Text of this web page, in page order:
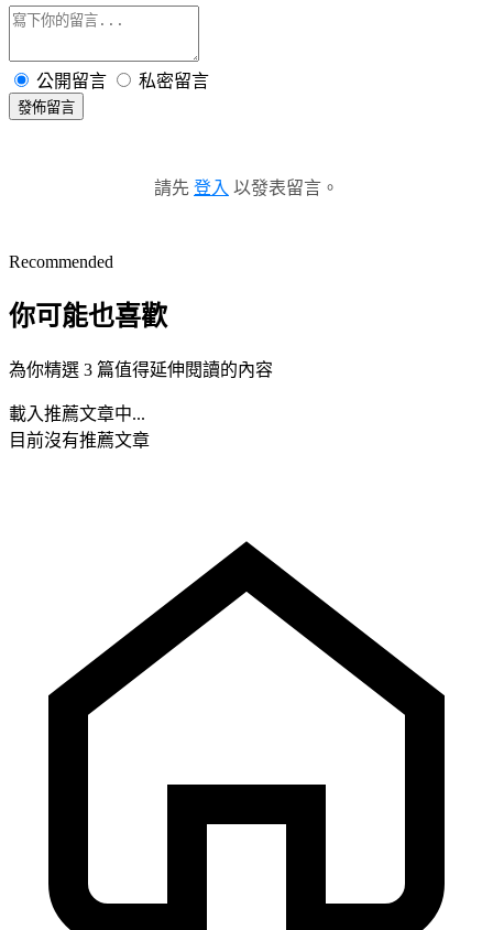
公開留言 私密留言
發佈留言
請先 登入 以發表留言。
Recommended
你可能也喜歡
為你精選 3 篇值得延伸閱讀的內容
載入推薦文章中...
目前沒有推薦文章